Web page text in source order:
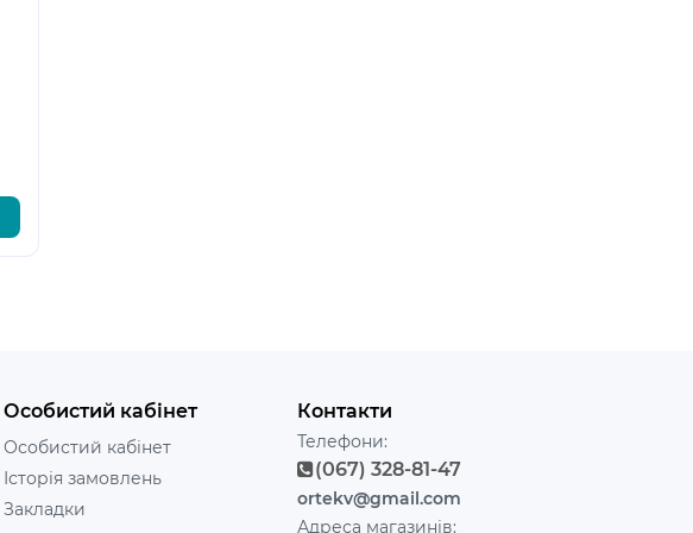
Особистий кабінет
Особистий кабінет
Історія замовлень
Закладки
Контакти
Телефони:
(067) 328-81-47
ortekv@gmail.com
Адреса магазинів: